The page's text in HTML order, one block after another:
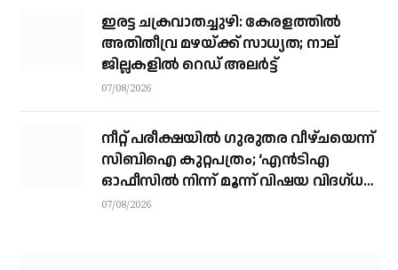
ഇരട്ട ചക്രവാതച്ചുഴി: കേരളത്തില്‍
അതിതീവ്ര മഴയ്ക്ക് സാധ്യത; നാല്
ജില്ലകളില്‍ റെഡ് അലര്‍ട്ട്
07/08/2026
നീറ്റ് പരീക്ഷയില്‍ ഗുരുതര വീഴ്ചയെന്ന്
സിബിഐ കുറ്റപത്രം; ‘എന്‍ടിഎ
ഓഫീസില്‍ നിന്ന് മൂന്ന് വിഷയ വിദഗ്ധര്‍
വിവിധ മാര്‍ഗങ്ങളിലൂടെ ചോദ്യങ്ങള്‍
07/08/2026